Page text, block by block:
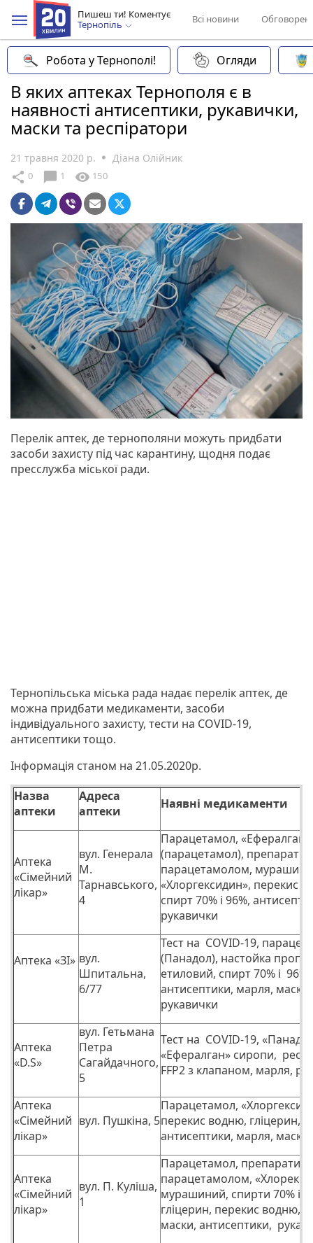
Пишеш ти! Коментує
Тернопіль
Всі новини
Робота у Тернополі! Огляди
В яких аптеках Тернополя є в
наявності антисептики, рукавички,
маски та респіратори
21 травня 2020 р. Діана Олійник
share 0 chat_bubble 1 visibility 150
Перелік аптек, де тернополяни можуть придбати
засоби захисту під час карантину, щодня подає
пресслужба міської ради.
Тернопільська міська рада надає перелік аптек, де
можна придбати медикаменти, засоби
індивідуального захисту, тести на COVID-19,
антисептики тощо.
Інформація станом на 21.05.2020р.
Назва
аптеки
Адреса
аптеки
Наявні медикаменти
Аптека
«Сімейний
лікар»
вул. Генерала
М.
Тарнавського,
4
Парацетамол, «Ефералган»
(парацетамол), препарати
парацетамолом,
«Хлоргексидин», перекис
спирт 70% і 96%,
рукавички
Аптека «ЗІ» вул.
Шпитальна,
6/77
Тест на COVID-19,
(Панадол), настойка
етиловий, спирт 70% і 96%,
антисептики, марля, маски
рукавички
Аптека
«D.S»
вул. Гетьмана
Петра
Сагайдачного,
5
Тест на COVID-19,
«Ефералган» сиропи,
FFP2 з клапаном, марля,
Аптека
«Сімейний
лікар»
вул. Пушкіна, 5
Парацетамол,
перекис водню, гліцерин,
антисептики, марля,
Аптека
«Сімейний
лікар»
вул. П. Куліша,
1
Парацетамол, препарати з
парацетамолом,
мурашиний, спирти 70% і
гліцерин, перекис водню,
маски, антисептики,